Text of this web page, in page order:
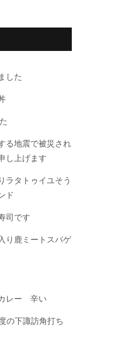
した
る地震で被災され
し上げます
タトゥイユそう
ド
司です
り鹿ミートスパゲ
レー 辛い
の下諏訪角打ち